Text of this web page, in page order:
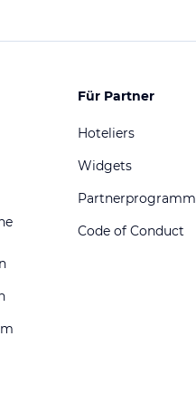
Für Partner
Hoteliers
Widgets
Partnerprogramm
Code of Conduct